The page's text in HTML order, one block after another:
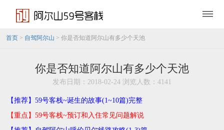
首页 > 自驾阿尔山 > 你是否知道阿尔山有多少个天池
你是否知道阿尔山有多少个天池
发布日期：2018-02-24 浏览人数：4141
【推荐】59号客栈~诞生的故事(1~10篇)完整
【重点】59号客栈~预订和入住常见问题解说